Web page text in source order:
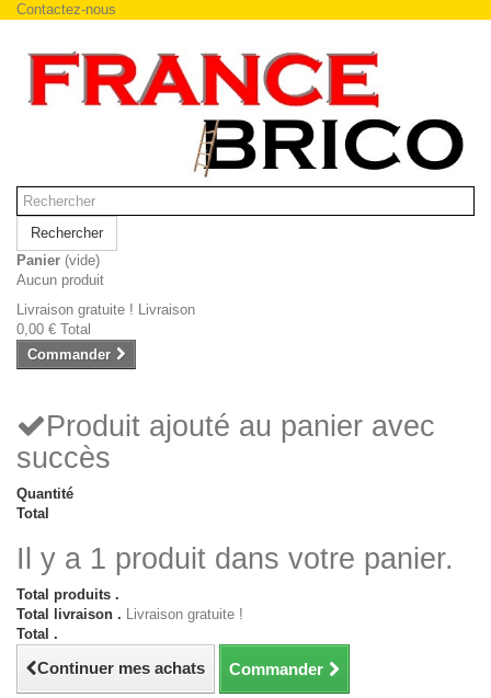
Contactez-nous
Rechercher
Panier (vide)
Aucun produit
Livraison gratuite ! Livraison
0,00 € Total
Commander
Produit ajouté au panier avec
succès
Quantité
Total
Il y a 1 produit dans votre panier.
Total produits .
Total livraison . Livraison gratuite !
Total .
Continuer mes achats Commander